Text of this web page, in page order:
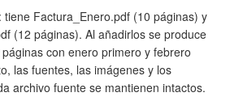
tiene Factura_Enero.pdf (10 páginas) y
(12 páginas). Al añadirlos se produce
con enero primero y febrero
las fuentes, las imágenes y los
archivo fuente se mantienen intactos.